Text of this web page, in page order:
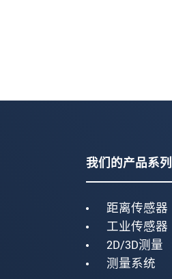
我们的产品系列
距离传感器
工业传感器
2D/3D测量
测量系统